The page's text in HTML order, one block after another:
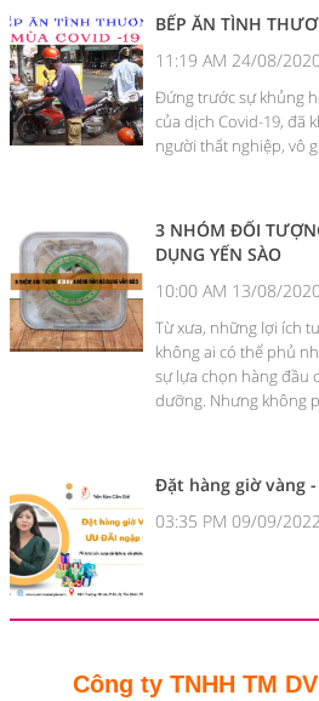
BẾP ĂN TÌNH
11:19 AM 24/08/
Đứng trước sự khủng
của dịch Covid-19, đã
người thất nghiệp, vô
3 NHÓM ĐỐI
DỤNG YẾN SÀO
10:00 AM 13/08/
Từ xưa, những lợi ích
không ai có thể phủ
sự lựa chọn hàng đầu
dưỡng. Nhưng không
Đặt hàng giờ vàng
03:35 PM 09/09/2022
Công ty TNHH TM